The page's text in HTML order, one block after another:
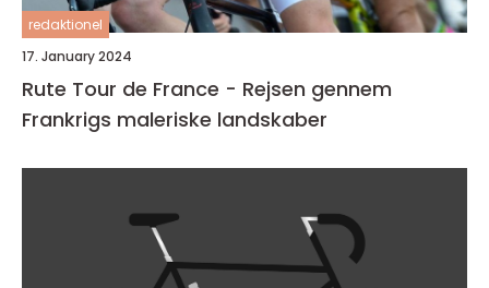
redaktionel
17. January 2024
Rute Tour de France - Rejsen gennem
Frankrigs maleriske landskaber